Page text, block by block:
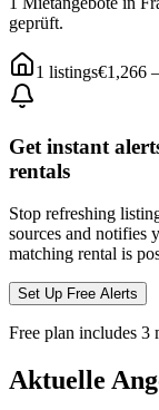
geprüft.
1 listings€1,266 –
Get instant
rentals
Stop refreshing
sources and notifies
matching rental is
Set Up Free Alerts
Free plan includes 3
Aktuelle